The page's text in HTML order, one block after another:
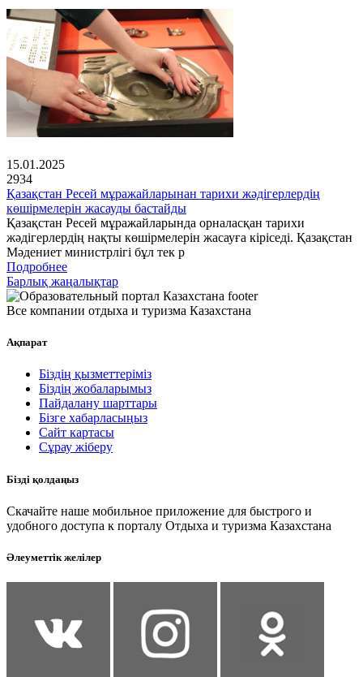
15.01.2025
2934
Қазақстан Ресей мұражайларынан тарихи жәдігерлердің
көшірмелерін жасауды бастайды
Қазақстан Ресей мұражайларында орналасқан тарихи
жәдігерлердің нақты көшірмелерін жасауға кіріседі. Қазақстан
Мәдениет министрлігі бұл тек р
Подробнее
Барлық жаңалықтар
Все компании отдыха и туризма Казахстана
Ақпарат
Біздің қызметтеріміз
Біздің жобаларымыз
Пайдалану шарттары
Бізге хабарласыңыз
Сайт картасы
Сұрау жіберу
Бізді қолдаңыз
Скачайте наше мобильное приложение для быстрого и
удобного доступа к порталу Отдыха и туризма Казахстана
Әлеуметтік желілер